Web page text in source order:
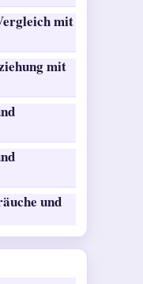
mit
mit
und